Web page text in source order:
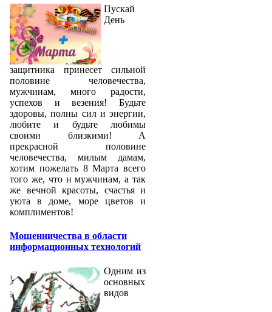
Пускай
День
защитника принесет сильной
половине человечества,
мужчинам, много радости,
успехов и везения! Будьте
здоровы, полны сил и энергии,
любите и будьте любимы
своими близкими! А
прекрасной половине
человечества, милым дамам,
хотим пожелать 8 Марта всего
того же, что и мужчинам, а так
же вечной красоты, счастья и
уюта в доме, море цветов и
комплиментов!
Мошенничества в области
информационных технологий
Одним из
основных
видов